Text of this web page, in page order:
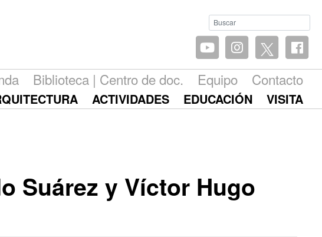
Biblioteca | Centro de doc. Equipo Contacto
ACTIVIDADES EDUCACIÓN VISITA
Suárez y Víctor Hugo